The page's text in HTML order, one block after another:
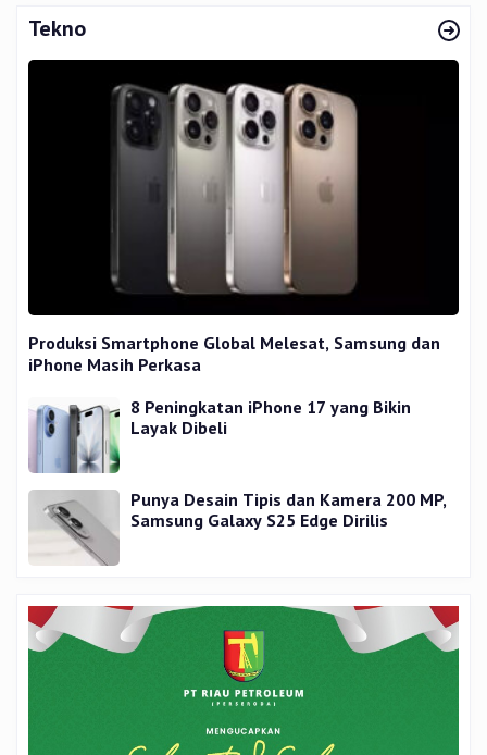
Tekno
Produksi Smartphone Global Melesat, Samsung dan
iPhone Masih Perkasa
8 Peningkatan iPhone 17 yang Bikin
Layak Dibeli
Punya Desain Tipis dan Kamera 200 MP,
Samsung Galaxy S25 Edge Dirilis